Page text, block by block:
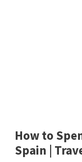
How to
Spain |